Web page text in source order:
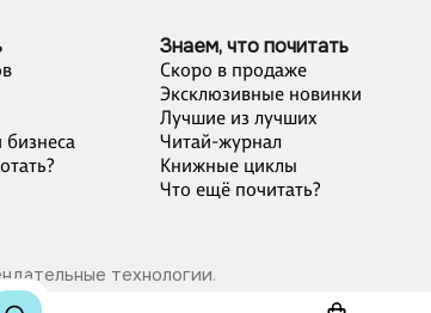
Знаем, что почитать
Скоро в продаже
Эксклюзивные новинки
Лучшие из лучших
Читай-журнал
Книжные циклы
Что ещё почитать?
технологии.